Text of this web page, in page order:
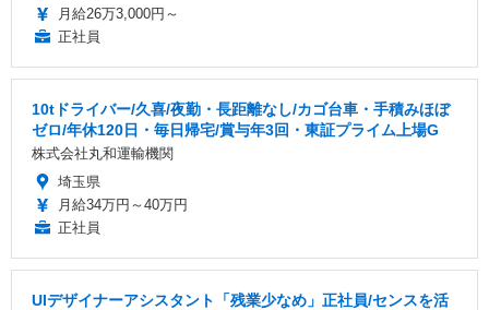
月給26万3,000円～
正社員
10tドライバー/久喜/夜勤・長距離なし/カゴ台車・手積みほぼ
ゼロ/年休120日・毎日帰宅/賞与年3回・東証プライム上場G
株式会社丸和運輸機関
埼玉県
月給34万円～40万円
正社員
UIデザイナーアシスタント「残業少なめ」正社員/センスを活